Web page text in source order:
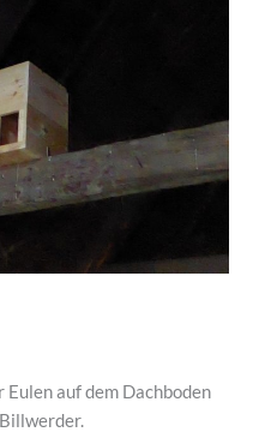
auf dem Dachboden